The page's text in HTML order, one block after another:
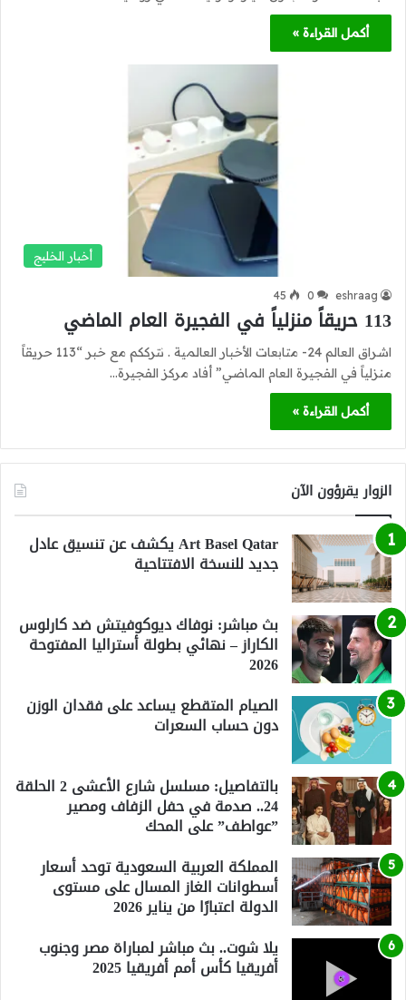
أكمل القراءة »
أخبار الخليج
eshraag
0
45
113 حريقاً منزلياً في الفجيرة العام الماضي
اشراق العالم 24- متابعات الأخبار العالمية . نترككم مع خبر “113 حريقاً
منزلياً في الفجيرة العام الماضي” أفاد مركز الفجيرة…
أكمل القراءة »
الزوار يقرؤون الآن
Art Basel Qatar يكشف عن تنسيق عادل
جديد للنسخة الافتتاحية
بث مباشر: نوفاك ديوكوفيتش ضد كارلوس
الكاراز – نهائي بطولة أستراليا المفتوحة
2026
الصيام المتقطع يساعد على فقدان الوزن
دون حساب السعرات
بالتفاصيل: مسلسل شارع الأعشى 2 الحلقة
24.. صدمة في حفل الزفاف ومصير
”عواطف” على المحك
المملكة العربية السعودية توحد أسعار
أسطوانات الغاز المسال على مستوى
الدولة اعتبارًا من يناير 2026
يلا شوت.. بث مباشر لمباراة مصر وجنوب
أفريقيا كأس أمم أفريقيا 2025